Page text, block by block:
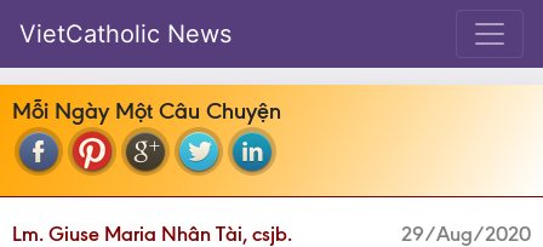
VietCatholic News
Mỗi Ngày Một Câu Chuyện
Lm. Giuse Maria Nhân Tài, csjb. 29/Aug/2020